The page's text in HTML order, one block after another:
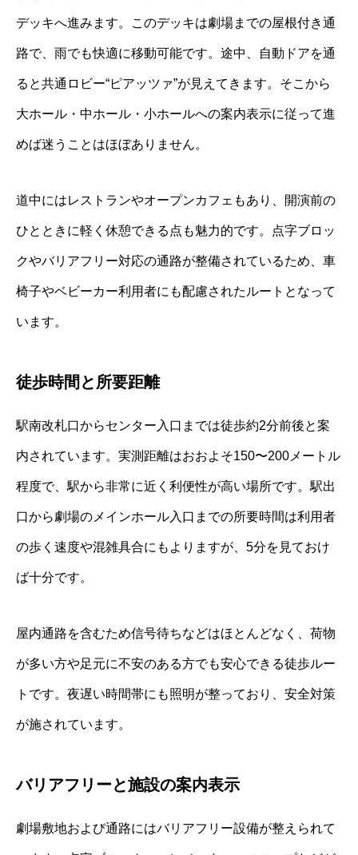
デッキへ進みます。このデッキは劇場までの屋根付き通
路で、雨でも快適に移動可能です。途中、自動ドアを通
ると共通ロビー“ピアッツァ”が見えてきます。そこから
大ホール・中ホール・小ホールへの案内表示に従って進
めば迷うことはほぼありません。
道中にはレストランやオープンカフェもあり、開演前の
ひとときに軽く休憩できる点も魅力的です。点字ブロッ
クやバリアフリー対応の通路が整備されているため、車
椅子やベビーカー利用者にも配慮されたルートとなって
います。
徒歩時間と所要距離
駅南改札口からセンター入口までは徒歩約2分前後と案
内されています。実測距離はおおよそ150〜200メートル
程度で、駅から非常に近く利便性が高い場所です。駅出
口から劇場のメインホール入口までの所要時間は利用者
の歩く速度や混雑具合にもよりますが、5分を見ておけ
ば十分です。
屋内通路を含むため信号待ちなどはほとんどなく、荷物
が多い方や足元に不安のある方でも安心できる徒歩ルー
トです。夜遅い時間帯にも照明が整っており、安全対策
が施されています。
バリアフリーと施設の案内表示
劇場敷地および通路にはバリアフリー設備が整えられて